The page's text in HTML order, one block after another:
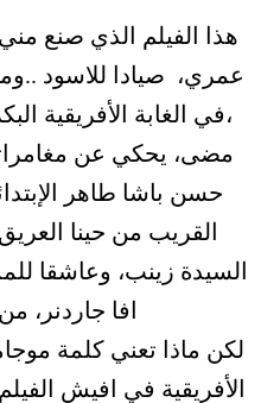
هذا الفيلم الذي صنع
عمري، صيادا للاسود
،في الغابة الأفريقية
مضى، يحكي عن
حسن باشا طاهر
القريب من حينا
السيدة زينب، وعاشقا
افا جاردنر،
لكن ماذا تعني كلمة
الأفريقية في افيش